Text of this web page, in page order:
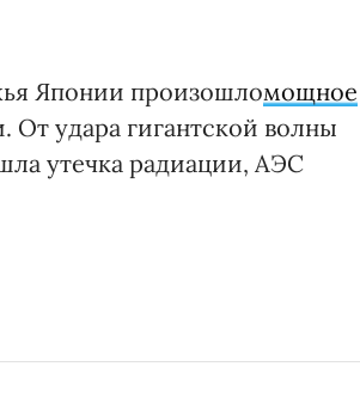
Японии произошломощное
От удара гигантской волны
утечка радиации, АЭС